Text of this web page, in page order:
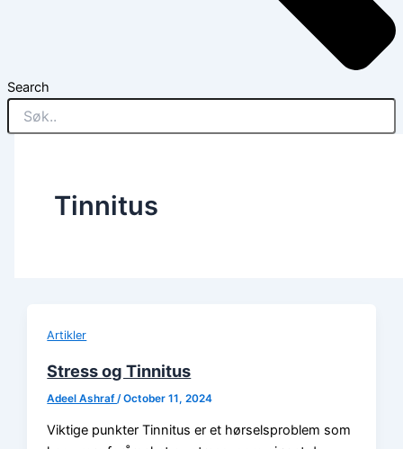
Search
Tinnitus
Artikler
Stress og Tinnitus
Adeel Ashraf /October 11, 2024
Viktige punkter Tinnitus er et hørselsproblem som